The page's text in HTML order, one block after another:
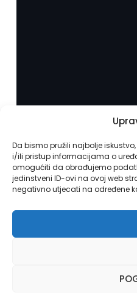
Da bismo pružili najbolje
i/ili pristup informacijama o
omogućiti da obrađujemo
jedinstveni ID-ovi na ovoj web
negativno utjecati na određene